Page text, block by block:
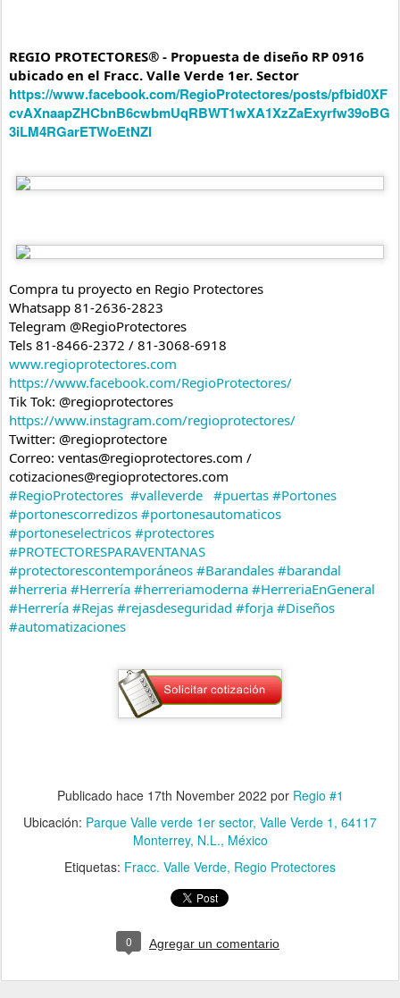
REGIO PROTECTORES® - Propuesta de diseño RP 0916
https://www.facebook.com/RegioProtectores/posts/pfbid0XF
cvAXnaapZHCbnB6cwbmUqRBWT1wXA1XzZaExyrfw39oBG
3iLM4RGarETWoEtNZl
Compra tu proyecto en Regio Protectores
Whatsapp 81-2636-2823
Telegram @RegioProtectores
Tels 81-8466-2372 / 81-3068-6918
www.regioprotectores.com
https://www.facebook.com/RegioProtectores/
Tik Tok: @regioprotectores
https://www.instagram.com/regioprotectores/
Twitter: @regioprotectore
Correo: ventas@regioprotectores.com /
cotizaciones@regioprotectores.com
#RegioProtectores #valleverde #puertas #Portones
#portonescorredizos #portonesautomaticos
#portoneselectricos #protectores
#PROTECTORESPARAVENTANAS
#protectorescontemporáneos #Barandales #barandal
#herreria #Herrería #herreriamoderna #HerreriaEnGeneral
#Herrería #Rejas #rejasdeseguridad #forja #Diseños
#automatizaciones
Publicado hace 17th November 2022 por Regio #1
Ubicación: Parque Valle verde 1er sector, Valle Verde 1, 64117
Monterrey, N.L., México
Etiquetas: Fracc. Valle Verde Regio Protectores
0 Agregar un comentario